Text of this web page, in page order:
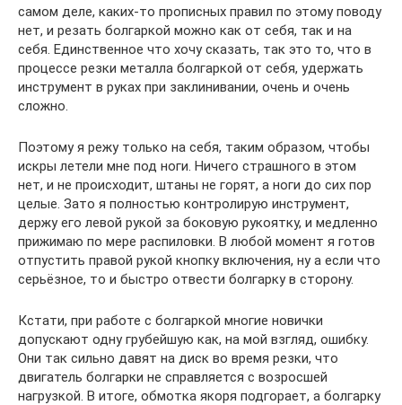
самом деле, каких-то прописных правил по этому поводу
нет, и резать болгаркой можно как от себя, так и на
себя. Единственное что хочу сказать, так это то, что в
процессе резки металла болгаркой от себя, удержать
инструмент в руках при заклинивании, очень и очень
сложно.
Поэтому я режу только на себя, таким образом, чтобы
искры летели мне под ноги. Ничего страшного в этом
нет, и не происходит, штаны не горят, а ноги до сих пор
целые. Зато я полностью контролирую инструмент,
держу его левой рукой за боковую рукоятку, и медленно
прижимаю по мере распиловки. В любой момент я готов
отпустить правой рукой кнопку включения, ну а если что
серьёзное, то и быстро отвести болгарку в сторону.
Кстати, при работе с болгаркой многие новички
допускают одну грубейшую как, на мой взгляд, ошибку.
Они так сильно давят на диск во время резки, что
двигатель болгарки не справляется с возросшей
нагрузкой. В итоге, обмотка якоря подгорает, а болгарку